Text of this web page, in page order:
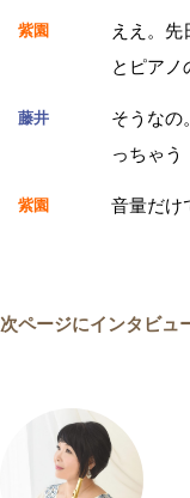
紫園
ええ。先
とピアノ
藤井
そうなの
っちゃう
紫園 音量だけ
次ページにインタビュ